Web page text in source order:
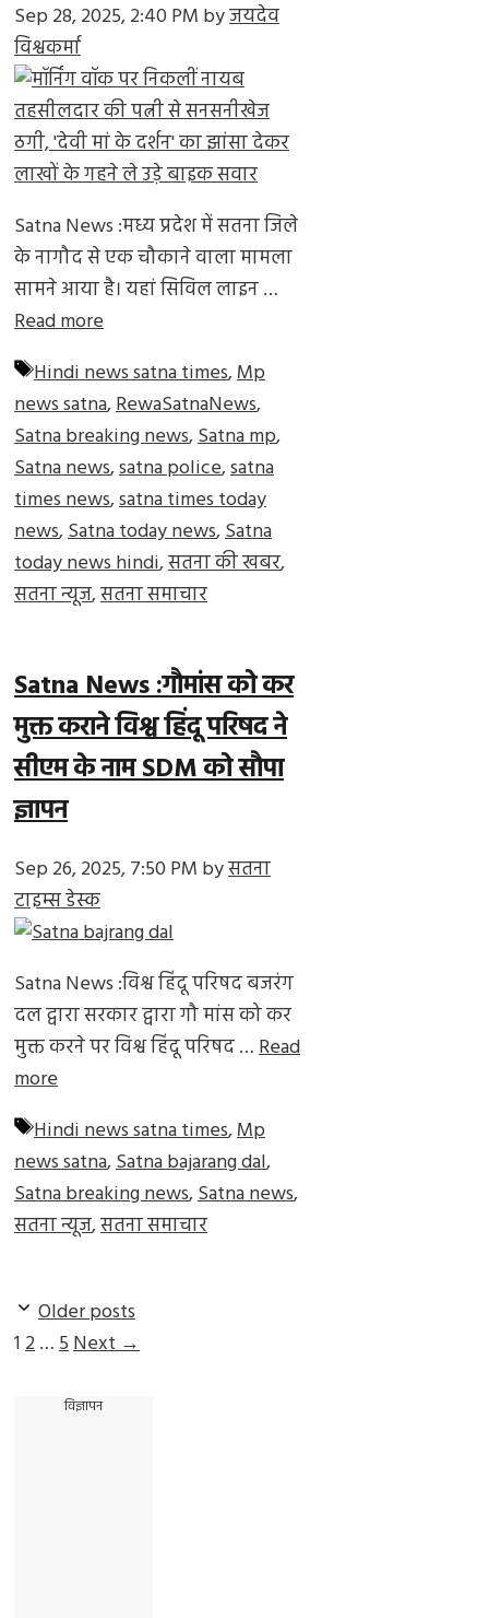
Sep 28, 2025, 2:40 PM byजयदेव
विश्वकर्मा
Satna News :मध्य प्रदेश में सतना जिले
के नागौद से एक चौकाने वाला मामला
सामने आया है। यहां सिविल लाइन …
Read more
Tags
Hindi news satna times,Mp
news satna,RewaSatnaNews,
Satna breaking news,Satna mp,
Satna news,satna police,satna
times news,satna times today
news,Satna today news,Satna
today news hindi,सतना की खबर,
सतना न्यूज,सतना समाचार
Satna News :गौमांस को कर
मुक्त कराने विश्व हिंदू परिषद ने
सीएम के नाम SDM को सौपा
ज्ञापन
Sep 26, 2025, 7:50 PM byसतना
टाइम्स डेस्क
Satna News :विश्व हिंदू परिषद बजरंग
दल द्वारा सरकार द्वारा गौ मांस को कर
मुक्त करने पर विश्व हिंदू परिषद …Read
more
Tags
Hindi news satna times,Mp
news satna,Satna bajarang dal,
Satna breaking news,Satna news,
सतना न्यूज,सतना समाचार
Older posts
Page
1Page
2…Page
5Next→
विज्ञापन